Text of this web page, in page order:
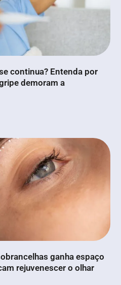
continua? Entenda por
demoram a
ganha espaço
rejuvenescer o olhar